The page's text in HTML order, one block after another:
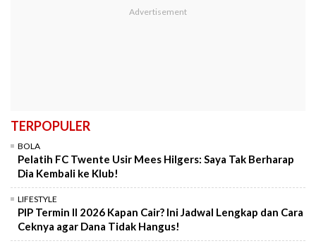
TERPOPULER
BOLA
Pelatih FC Twente Usir Mees Hilgers: Saya Tak Berharap
Dia Kembali ke Klub!
LIFESTYLE
PIP Termin II 2026 Kapan Cair? Ini Jadwal Lengkap dan Cara
Ceknya agar Dana Tidak Hangus!